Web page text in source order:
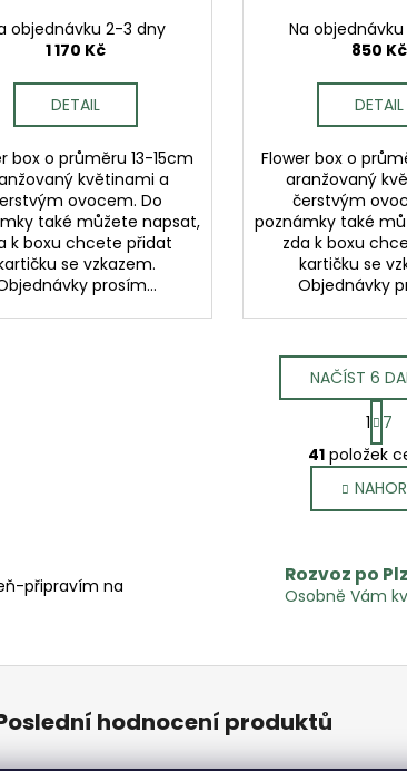
objednávku 2-3 dny
1 170 Kč
DETAIL
box o průměru 13-15cm
květinami a
ovocem. Do
také můžete napsat,
k boxu chcete přidat
se vzkazem.
prosím...
Na
850 Kč
DETAIL
Flower box o
aranžovaný
čerstvým
poznámky také
zda k boxu
kartičku se
Objednávky
O
v
l
á
a
c
r
v
NAČÍST 6
S
t
r
á
n
k
á
n
1
7
41 položek
připravím na
Rozvoz po
Osobně Vám
hodnocení produktů